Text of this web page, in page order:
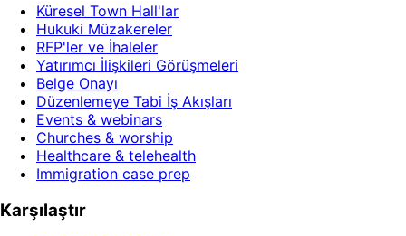
Küresel Town Hall'lar
Hukuki Müzakereler
RFP'ler ve İhaleler
Yatırımcı İlişkileri Görüşmeleri
Belge Onayı
Düzenlemeye Tabi İş Akışları
Events & webinars
Churches & worship
Healthcare & telehealth
Immigration case prep
Karşılaştır